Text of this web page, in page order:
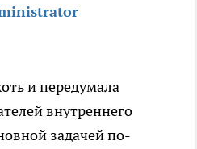
и передумала
внутреннего
задачей по-